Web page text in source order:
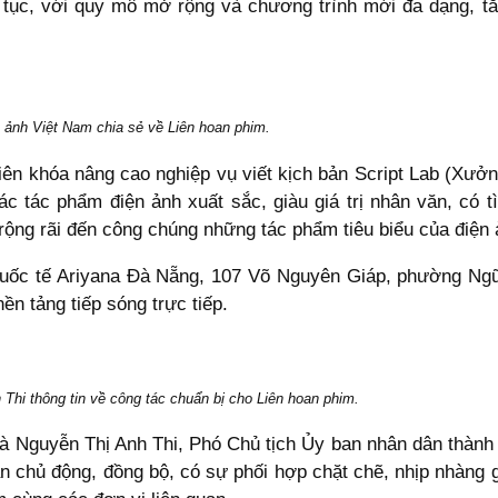
với quy mô mở rộng và chương trình mới đa dạng,
Việt Nam chia sẻ về Liên hoan phim.
khóa nâng cao nghiệp vụ viết kịch bản Script Lab
tác phẩm điện ảnh xuất sắc, giàu giá trị nhân văn, có
rãi đến công chúng những tác phẩm tiêu biểu của
tế Ariyana Đà Nẵng, 107 Võ Nguyên Giáp, phường
tảng tiếp sóng trực tiếp.
thông tin về công tác chuẩn bị cho Liên hoan phim.
Thị Anh Thi, Phó Chủ tịch Ủy ban nhân dân
chủ động, đồng bộ, có sự phối hợp chặt chẽ, nhịp